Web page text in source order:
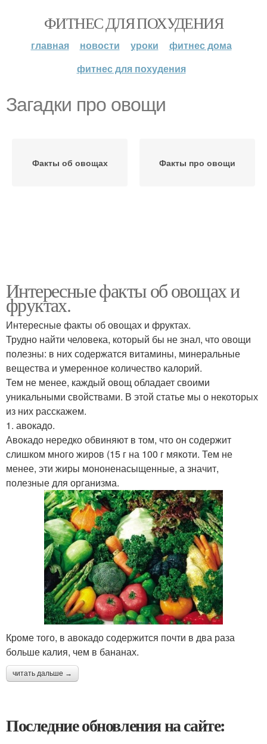
ФИТНЕС ДЛЯ ПОХУДЕНИЯ
главная новости уроки
фитнес дома
фитнес для похудения
Загадки про овощи
Факты об овощах Факты про овощи
Интересные факты об овощах и
фруктах.
Интересные факты об овощах и фруктах.
Трудно найти человека, который бы не знал, что овощи
полезны: в них содержатся витамины, минеральные
вещества и умеренное количество калорий.
Тем не менее, каждый овощ обладает своими
уникальными свойствами. В этой статье мы о некоторых
из них расскажем.
1. авокадо.
Авокадо нередко обвиняют в том, что он содержит
слишком много жиров (15 г на 100 г мякоти. Тем не
менее, эти жиры мононенасыщенные, а значит,
полезные для организма.
Кроме того, в авокадо содержится почти в два раза
больше калия, чем в бананах.
читать дальше →
Последние обновления на сайте: